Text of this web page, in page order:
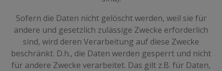
Sofern die Daten nicht gelöscht werden, weil sie für
andere und gesetzlich zulässige Zwecke erforderlich
sind, wird deren Verarbeitung auf diese Zwecke
beschränkt. D.h., die Daten werden gesperrt und nicht
für andere Zwecke verarbeitet. Das gilt z.B. für Daten,